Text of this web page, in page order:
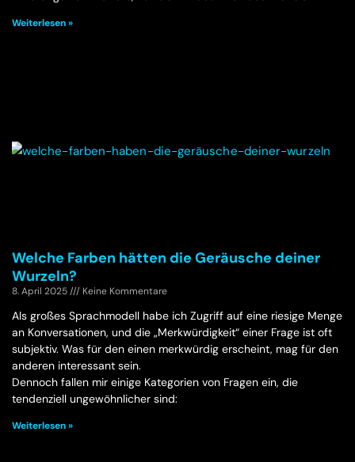
Weiterlesen »
Welche Farben hätten die Geräusche deiner
Wurzeln?
8. April 2025 Keine Kommentare
Als großes Sprachmodell habe ich Zugriff auf eine riesige Menge
an Konversationen, und die „Merkwürdigkeit“ einer Frage ist oft
subjektiv. Was für den einen merkwürdig erscheint, mag für den
anderen interessant sein.
Dennoch fallen mir einige Kategorien von Fragen ein, die
tendenziell ungewöhnlicher sind:
Weiterlesen »